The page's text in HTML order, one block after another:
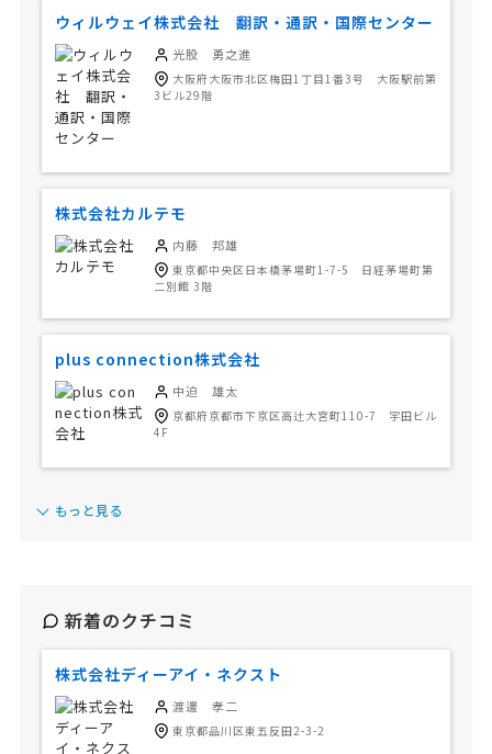
ウィルウェイ株式会社 翻訳・通訳・国際センター
光股 勇之進
大阪府大阪市北区梅田1丁目1番3号 大阪駅前第
3ビル29階
株式会社カルテモ
内藤 邦雄
東京都中央区日本橋茅場町1-7-5 日経茅場町第
二別館 3階
plus connection株式会社
中迫 雄太
京都府京都市下京区高辻大宮町110-7 宇田ビル
4F
もっと見る
新着のクチコミ
株式会社ディーアイ・ネクスト
渡邊 孝二
東京都品川区東五反田2-3-2